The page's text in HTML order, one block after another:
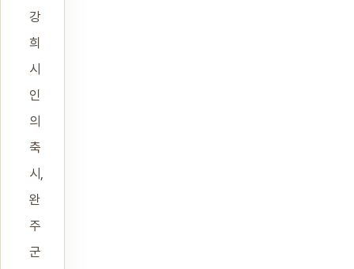
강
희
시
인
의
축
시,
완
주
군